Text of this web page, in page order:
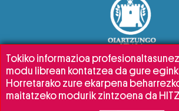
Tokiko informazioa
modu librean kontatzea da gure
Horretarako zure ekarpena
maitatzeko modurik zintzoena da